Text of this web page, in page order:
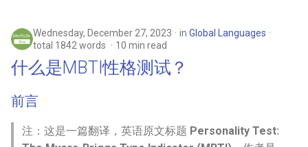
Wednesday, December 27, 2023 in Global Languages
total 1842 words
10 min read
什么是MBTI性格测试？
前言
注：这是一篇翻译，英语原文标题 Personality Test: